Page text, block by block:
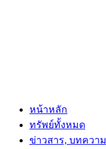
หน้าหลัก
ทรัพย์ทั้งหมด
ข่าวสาร, บทความ